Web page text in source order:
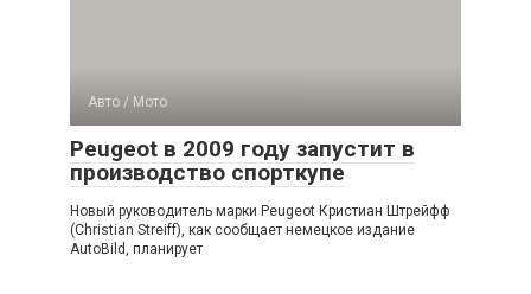
Авто / Мото
Peugeot в 2009 году запустит в
производство спорткупе
Новый руководитель марки Peugeot Кристиан Штрейфф
(Christian Streiff), как сообщает немецкое издание
AutoBild, планирует